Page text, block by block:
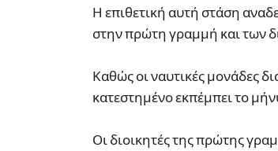
Η επιθετική αυτή στάση
στην πρώτη γραμμή και των
Καθώς οι ναυτικές μονάδες
κατεστημένο εκπέμπει το
Οι διοικητές της πρώτης